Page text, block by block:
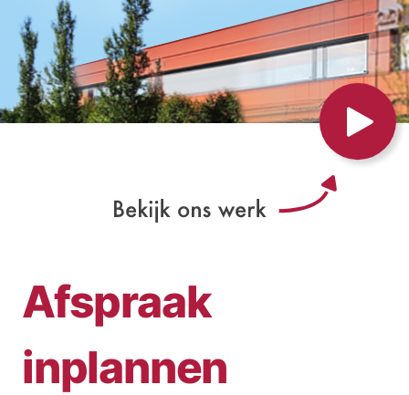
Afspraak
inplannen